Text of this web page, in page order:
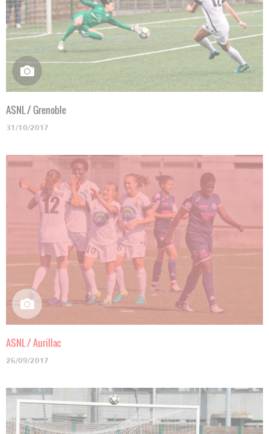
ASNL / Grenoble
31/10/2017
ASNL / Aurillac
26/09/2017